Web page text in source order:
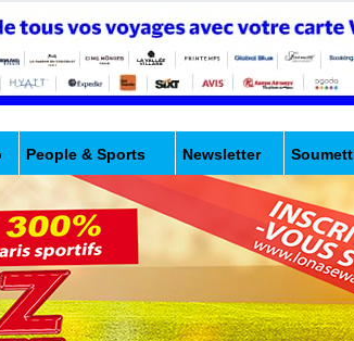
People & Sports Newsletter